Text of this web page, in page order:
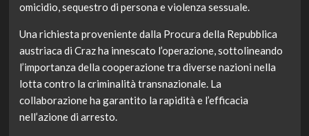
omicidio, sequestro di persona e violenza sessuale.
Una richiesta proveniente dalla Procura della Repubblica
austriaca di Craz ha innescato l’operazione, sottolineando
l’importanza della cooperazione tra diverse nazioni nella
lotta contro la criminalità transnazionale. La
collaborazione ha garantito la rapidità e l’efficacia
nell’azione di arresto.